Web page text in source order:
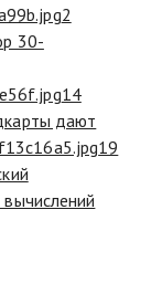
2
30-
14
дают
19